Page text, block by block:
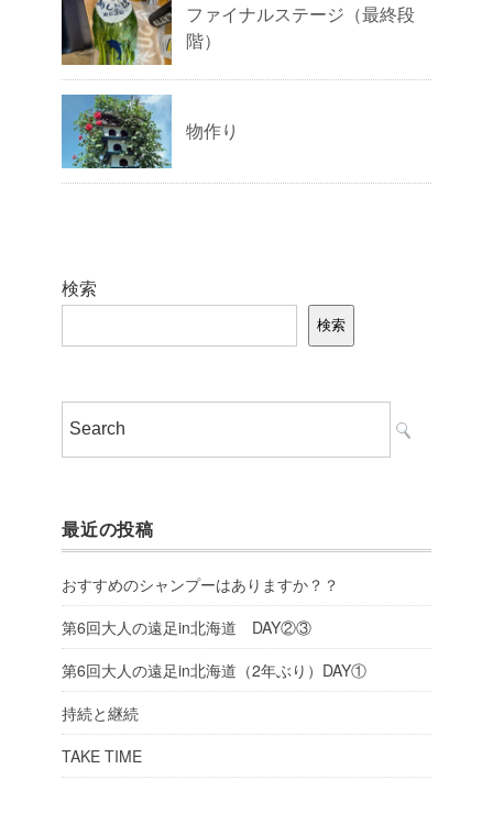
ファイナルステージ（最終段
階）
物作り
検索
検索
最近の投稿
おすすめのシャンプーはありますか？？
第6回大人の遠足in北海道 DAY②③
第6回大人の遠足in北海道（2年ぶり）DAY①
持続と継続
TAKE TIME